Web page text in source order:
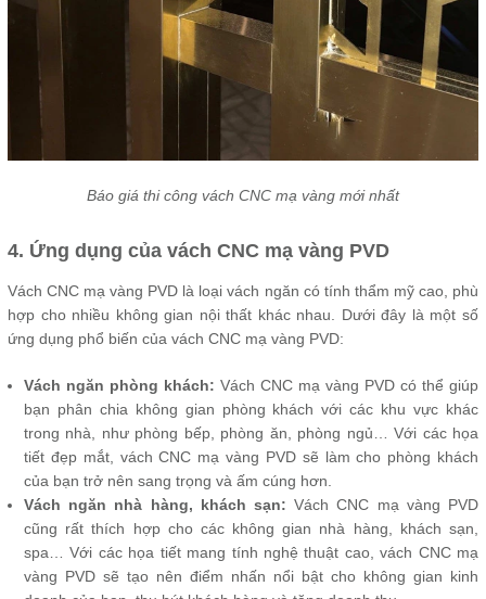
Báo giá thi công vách CNC mạ vàng mới nhất
4. Ứng dụng của vách CNC mạ vàng PVD
Vách CNC mạ vàng PVD là loại vách ngăn có tính thẩm mỹ cao, phù
hợp cho nhiều không gian nội thất khác nhau. Dưới đây là một số
ứng dụng phổ biến của vách CNC mạ vàng PVD:
Vách ngăn phòng khách: Vách CNC mạ vàng PVD có thể giúp
bạn phân chia không gian phòng khách với các khu vực khác
trong nhà, như phòng bếp, phòng ăn, phòng ngủ… Với các họa
tiết đẹp mắt, vách CNC mạ vàng PVD sẽ làm cho phòng khách
của bạn trở nên sang trọng và ấm cúng hơn.
Vách ngăn nhà hàng, khách sạn: Vách CNC mạ vàng PVD
cũng rất thích hợp cho các không gian nhà hàng, khách sạn,
spa… Với các họa tiết mang tính nghệ thuật cao, vách CNC mạ
vàng PVD sẽ tạo nên điểm nhấn nổi bật cho không gian kinh